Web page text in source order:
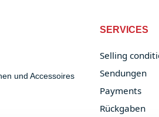
und Accessoires
SERVICES
Selling
Sendungen
Payments
Rückgaben